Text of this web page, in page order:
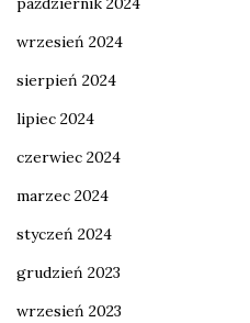
wrzesień 2024
sierpień 2024
lipiec 2024
czerwiec 2024
marzec 2024
styczeń 2024
grudzień 2023
wrzesień 2023